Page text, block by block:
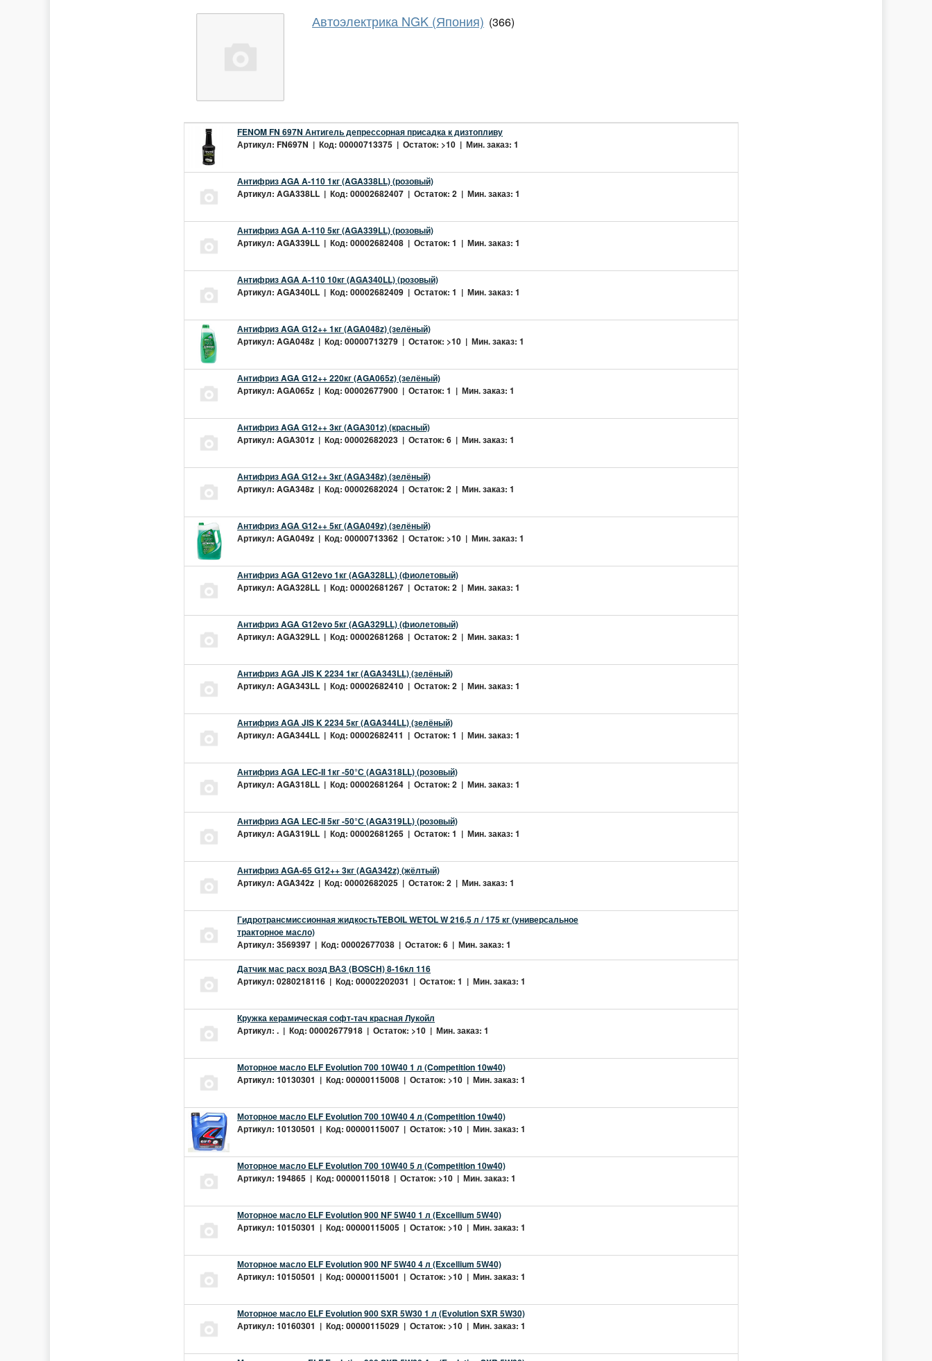
Автоэлектрика NGK (Япония) (366)
FENOM FN 697N Антигель депрессорная присадка к дизтопливу
Артикул: FN697N | Код: 00000713375 | Остаток: >10 | Мин. заказ: 1
Антифриз AGA A-110 1кг (AGA338LL) (розовый)
Артикул: AGA338LL | Код: 00002682407 | Остаток: 2 | Мин. заказ: 1
Антифриз AGA A-110 5кг (AGA339LL) (розовый)
Артикул: AGA339LL | Код: 00002682408 | Остаток: 1 | Мин. заказ: 1
Антифриз AGA A-110 10кг (AGA340LL) (розовый)
Артикул: AGA340LL | Код: 00002682409 | Остаток: 1 | Мин. заказ: 1
Антифриз AGA G12++ 1кг (AGA048z) (зелёный)
Артикул: AGA048z | Код: 00000713279 | Остаток: >10 | Мин. заказ: 1
Антифриз AGA G12++ 220кг (AGA065z) (зелёный)
Артикул: AGA065z | Код: 00002677900 | Остаток: 1 | Мин. заказ: 1
Антифриз AGA G12++ 3кг (AGA301z) (красный)
Артикул: AGA301z | Код: 00002682023 | Остаток: 6 | Мин. заказ: 1
Антифриз AGA G12++ 3кг (AGA348z) (зелёный)
Артикул: AGA348z | Код: 00002682024 | Остаток: 2 | Мин. заказ: 1
Антифриз AGA G12++ 5кг (AGA049z) (зелёный)
Артикул: AGA049z | Код: 00000713362 | Остаток: >10 | Мин. заказ: 1
Антифриз AGA G12evo 1кг (AGA328LL) (фиолетовый)
Артикул: AGA328LL | Код: 00002681267 | Остаток: 2 | Мин. заказ: 1
Антифриз AGA G12evo 5кг (AGA329LL) (фиолетовый)
Артикул: AGA329LL | Код: 00002681268 | Остаток: 2 | Мин. заказ: 1
Антифриз AGA JIS K 2234 1кг (AGA343LL) (зелёный)
Артикул: AGA343LL | Код: 00002682410 | Остаток: 2 | Мин. заказ: 1
Антифриз AGA JIS K 2234 5кг (AGA344LL) (зелёный)
Артикул: AGA344LL | Код: 00002682411 | Остаток: 1 | Мин. заказ: 1
Антифриз AGA LEC-II 1кг -50°С (AGA318LL) (розовый)
Артикул: AGA318LL | Код: 00002681264 | Остаток: 2 | Мин. заказ: 1
Антифриз AGA LEC-II 5кг -50°С (AGA319LL) (розовый)
Артикул: AGA319LL | Код: 00002681265 | Остаток: 1 | Мин. заказ: 1
Антифриз AGA-65 G12++ 3кг (AGA342z) (жёлтый)
Артикул: AGA342z | Код: 00002682025 | Остаток: 2 | Мин. заказ: 1
Гидротрансмиссионная жидкостьTEBOIL WETOL W 216,5 л / 175 кг (универсальное
тракторное масло)
Артикул: 3569397 | Код: 00002677038 | Остаток: 6 | Мин. заказ: 1
Датчик мас расх возд ВАЗ (BOSCH) 8-16кл 116
Артикул: 0280218116 | Код: 00002202031 | Остаток: 1 | Мин. заказ: 1
Кружка керамическая софт-тач красная Лукойл
Артикул: . | Код: 00002677918 | Остаток: >10 | Мин. заказ: 1
Моторное масло ELF Evolution 700 10W40 1 л (Competition 10w40)
Артикул: 10130301 | Код: 00000115008 | Остаток: >10 | Мин. заказ: 1
Моторное масло ELF Evolution 700 10W40 4 л (Competition 10w40)
Артикул: 10130501 | Код: 00000115007 | Остаток: >10 | Мин. заказ: 1
Моторное масло ELF Evolution 700 10W40 5 л (Competition 10w40)
Артикул: 194865 | Код: 00000115018 | Остаток: >10 | Мин. заказ: 1
Моторное масло ELF Evolution 900 NF 5W40 1 л (Excellium 5W40)
Артикул: 10150301 | Код: 00000115005 | Остаток: >10 | Мин. заказ: 1
Моторное масло ELF Evolution 900 NF 5W40 4 л (Excellium 5W40)
Артикул: 10150501 | Код: 00000115001 | Остаток: >10 | Мин. заказ: 1
Моторное масло ELF Evolution 900 SXR 5W30 1 л (Evolution SXR 5W30)
Артикул: 10160301 | Код: 00000115029 | Остаток: >10 | Мин. заказ: 1